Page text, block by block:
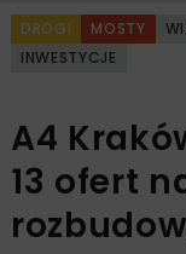
DROGI MOSTY
INWESTYCJE
A4
13 ofert